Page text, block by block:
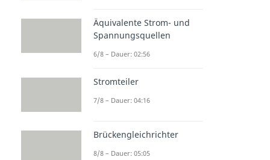
Äquivalente Strom- und
Spannungsquellen
6/8 – Dauer: 02:56
Stromteiler
7/8 – Dauer: 04:16
Brückengleichrichter
8/8 – Dauer: 05:05